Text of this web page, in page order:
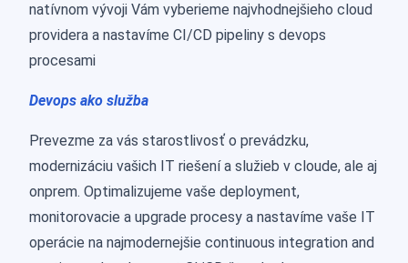
natívnom vývoji Vám vyberieme najvhodnejšieho cloud
providera a nastavíme CI/CD pipeliny s devops
procesami
Devops ako služba
Prevezme za vás starostlivosť o prevádzku,
modernizáciu vašich IT riešení a služieb v cloude, ale aj
onprem. Optimalizujeme vaše deployment,
monitorovacie a upgrade procesy a nastavíme vaše IT
operácie na najmodernejšie continuous integration and